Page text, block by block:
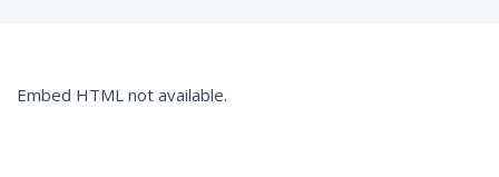
Embed HTML not available.